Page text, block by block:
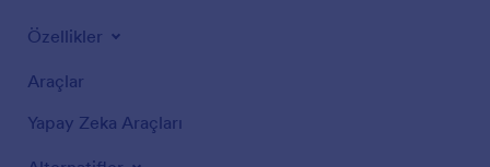
Özellikler
Araçlar
Yapay Zeka Araçları